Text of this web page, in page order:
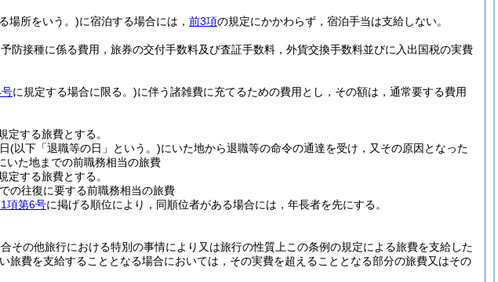
場所をいう。)に宿泊する場合には， 前3項の規定にかかわらず，宿泊手当は支給しない。
防接種に係る費用，旅券の交付手数料及び査証手数料，外貨交換手数料並びに入出国税の実費
に規定する場合に限る。)に伴う諸雑費に充てるための費用とし，その額は，通常要する費用
定する旅費とする。
(以下「退職等の日」という。)にいた地から退職等の命令の通達を受け，又その原因となった
いた地までの前職務相当の旅費
定する旅費とする。
の往復に要する前職務相当の旅費
項第6号に掲げる順位により，同順位者がある場合には，年長者を先にする。
その他旅行における特別の事情により又は旅行の性質上この条例の規定による旅費を支給した
旅費を支給することとなる場合においては，その実費を超えることとなる部分の旅費又はその